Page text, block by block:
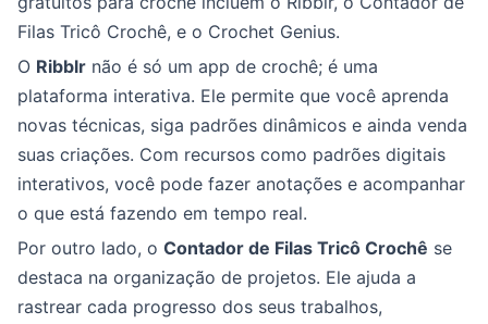
Filas Tricô Crochê, e o Crochet Genius.
O Ribblr não é só um app de crochê; é uma
plataforma interativa. Ele permite que você aprenda
novas técnicas, siga padrões dinâmicos e ainda venda
suas criações. Com recursos como padrões digitais
interativos, você pode fazer anotações e acompanhar
o que está fazendo em tempo real.
Por outro lado, o Contador de Filas Tricô Crochê se
destaca na organização de projetos. Ele ajuda a
rastrear cada progresso dos seus trabalhos,